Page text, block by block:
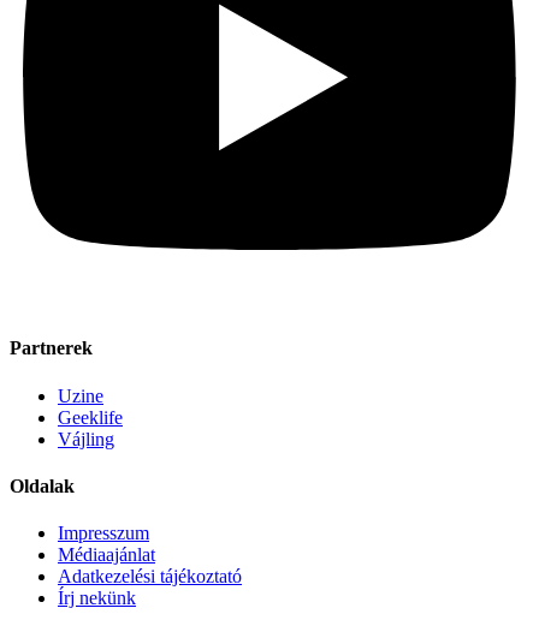
Partnerek
Uzine
Geeklife
Vájling
Oldalak
Impresszum
Médiaajánlat
Adatkezelési tájékoztató
Írj nekünk